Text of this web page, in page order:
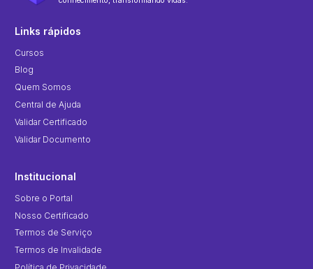
Links rápidos
Cursos
Blog
Quem Somos
Central de Ajuda
Validar Certificado
Validar Documento
Institucional
Sobre o Portal
Nosso Certificado
Termos de Serviço
Termos de Invalidade